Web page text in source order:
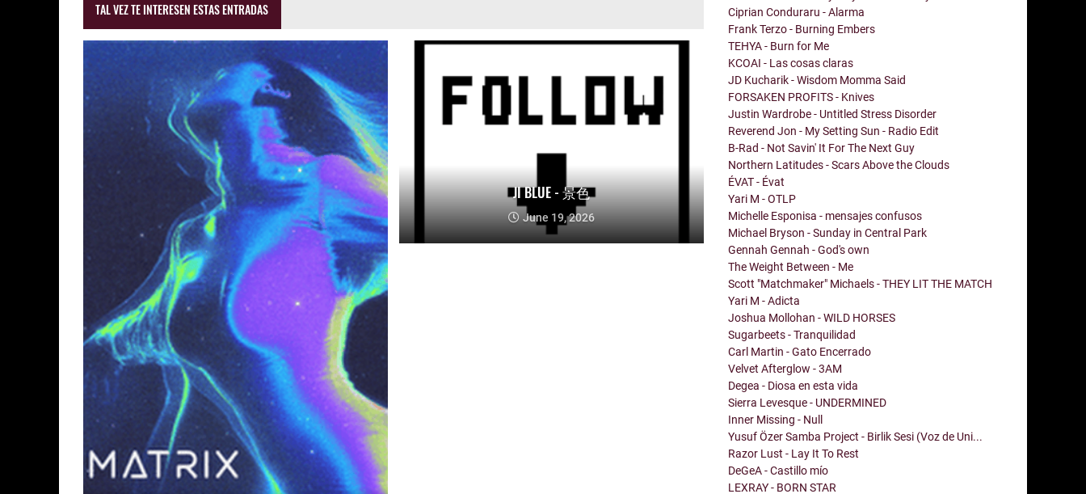
TAL VEZ TE INTERESEN ESTAS ENTRADAS
JI BLUE - 景色
June 19, 2026
Ciprian Conduraru - Alarma
Frank Terzo - Burning Embers
TEHYA - Burn for Me
KCOAI - Las cosas claras
JD Kucharik - Wisdom Momma Said
FORSAKEN PROFITS - Knives
Justin Wardrobe - Untitled Stress Disorder
Reverend Jon - My Setting Sun - Radio Edit
B-Rad - Not Savin' It For The Next Guy
Northern Latitudes - Scars Above the Clouds
ÉVAT - Évat
Yari M - OTLP
Michelle Esponisa - mensajes confusos
Michael Bryson - Sunday in Central Park
Gennah Gennah - God's own
The Weight Between - Me
Scott "Matchmaker" Michaels - THEY LIT THE MATCH
Yari M - Adicta
Joshua Mollohan - WILD HORSES
Sugarbeets - Tranquilidad
Carl Martin - Gato Encerrado
Velvet Afterglow - 3AM
Degea - Diosa en esta vida
Sierra Levesque - UNDERMINED
Inner Missing - Null
Yusuf Özer Samba Project - Birlik Sesi (Voz de Uni...
Razor Lust - Lay It To Rest
DeGeA - Castillo mío
LEXRAY - BORN STAR